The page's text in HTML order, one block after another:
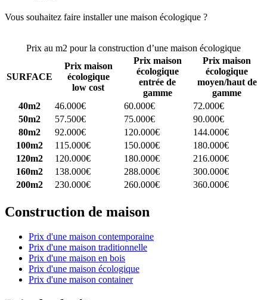
Vous souhaitez faire installer une maison écologique ?
Prix au m2 pour la construction d’une maison écologique
SURFACE
Prix maison
écologique
low cost
Prix maison
écologique
entrée de
gamme
Prix maison
écologique
moyen/haut de
gamme
40m2
46.000€ 60.000€
72.000€
50m2
57.500€ 75.000€
90.000€
80m2
92.000€ 120.000€
144.000€
100m2
115.000€ 150.000€
180.000€
120m2
120.000€ 180.000€
216.000€
160m2
138.000€ 288.000€
300.000€
200m2
230.000€ 260.000€ 360.000€
Construction de maison
Prix d'une maison contemporaine
Prix d'une maison traditionnelle
Prix d'une maison en bois
Prix d'une maison écologique
Prix d'une maison container